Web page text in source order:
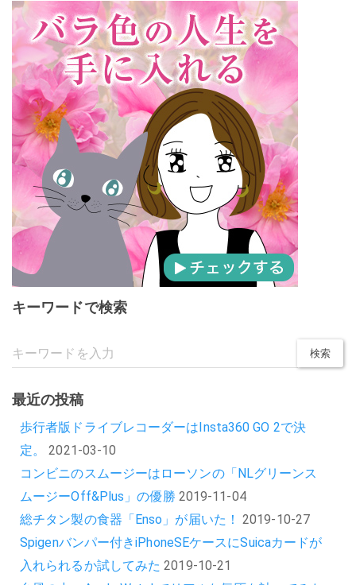
キーワードで検索
最近の投稿
歩行者版ドライブレコーダーはInsta360 GO 2で決
定。
2021-03-10
コンビニのスムージーはローソンの「NLグリーンス
ムージーOff&Plus」の優勝 2019-11-04
総チタン製の食器「Enso」が届いた！ 2019-10-27
Spigenバンパー付きiPhoneSEケースにSuicaカードが
入れられるか試してみた 2019-10-21